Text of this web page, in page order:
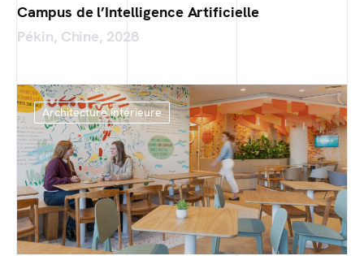
Campus de l’Intelligence Artificielle
Pékin, Chine, 2028
Architecture intérieure